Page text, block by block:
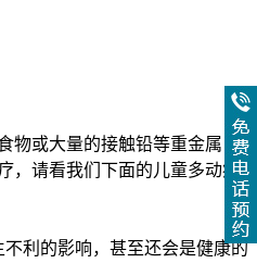
或大量的接触铅等重金属，会
请看我们下面的儿童多动症的
利的影响，甚至还会是健康的